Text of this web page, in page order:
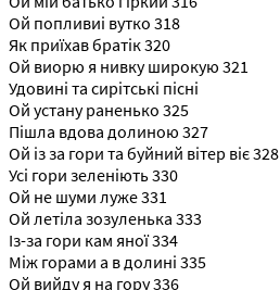
Ой попливиі вутко 318
Як приїхав братік 320
Ой виорю я нивку широкую 321
Удовині та сирітські пісні
Ой устану раненько 325
Пішла вдова долиною 327
Ой із за гори та буйний вітер віє 328
Усі гори зеленіють 330
Ой не шуми луже 331
Ой летіла зозуленька 333
Із-за гори кам яної 334
Між горами а в долині 335
Ой вийду я на гору 336